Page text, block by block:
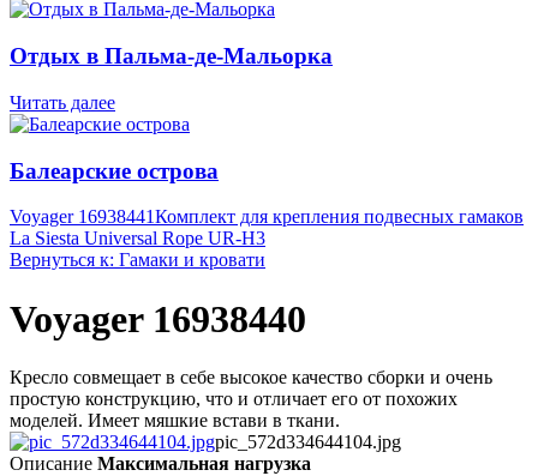
Отдых в Пальма-де-Мальорка
Читать далее
Балеарские острова
Voyager 16938441Комплект для крепления подвесных гамаков
La Siesta Universal Rope UR-H3
Вернуться к: Гамаки и кровати
Voyager 16938440
Кресло совмещает в себе высокое качество сборки и очень
простую конструкцию, что и отличает его от похожих
моделей. Имеет мяшкие встави в ткани.
pic_572d334644104.jpg
Описание Максимальная нагрузка